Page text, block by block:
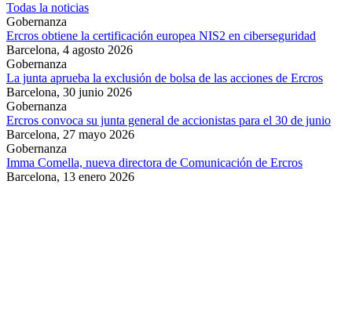
Todas la noticias
Gobernanza
Ercros obtiene la certificación europea NIS2 en ciberseguridad
Barcelona, 4 agosto 2026
Gobernanza
La junta aprueba la exclusión de bolsa de las acciones de Ercros
Barcelona, 30 junio 2026
Gobernanza
Ercros convoca su junta general de accionistas para el 30 de junio
Barcelona, 27 mayo 2026
Gobernanza
Imma Comella, nueva directora de Comunicación de Ercros
Barcelona, 13 enero 2026